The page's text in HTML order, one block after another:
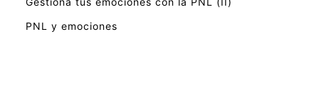
PNL y emociones